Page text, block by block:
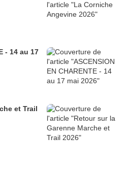
- 14 au 17
et Trail